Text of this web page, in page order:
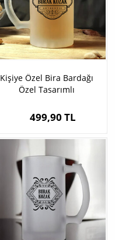
Kişiye Özel Bira Bardağı
Özel Tasarımlı
499,90 TL